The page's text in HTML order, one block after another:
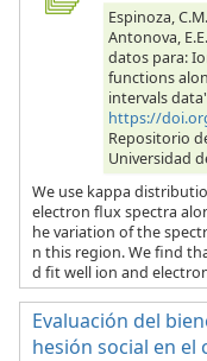
Espinoza,
Antonova,
datos para:
functions
intervals
https://
Repositorio
Universidad
We use kappa
electron flux spectra
he variation of the
n this region. We find
d fit well ion and
Evaluación del
hesión social en